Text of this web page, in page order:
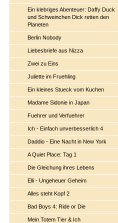
Ein klebriges Abenteuer: Daffy Duck
und Schweinchen Dick retten den
Planeten
Berlin Nobody
Liebesbriefe aus Nizza
Zwei zu Eins
Juliette im Fruehling
Ein kleines Stueck vom Kuchen
Madame Sidonie in Japan
Fuehrer und Verfuehrer
Ich - Einfach unverbesserlich 4
Daddio - Eine Nacht in New York
A Quiet Place: Tag 1
Die Gleichung ihres Lebens
Elli - Ungeheuer Geheim
Alles steht Kopf 2
Bad Boys 4: Ride or Die
Mein Totem Tier & Ich